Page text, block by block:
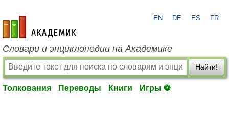
academic.ru
EN DE ES FR
Словари и энциклопедии на Академике
Найти!
Толкования Переводы Книги Игры ⚽